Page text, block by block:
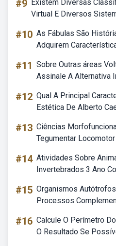
#9 Existem Diversas
Virtual E Diversos
#10 As Fábulas São
Adquirem
#11 Sobre Outras áreas
Assinale A Alternativa
#12 Qual A Principal
Estética De Alberto
#13 Ciências
Tegumentar
#14 Atividades Sobre
Invertebrados 3 Ano
#15 Organismos
Processos
#16 Calcule O Perímetro
O Resultado Se